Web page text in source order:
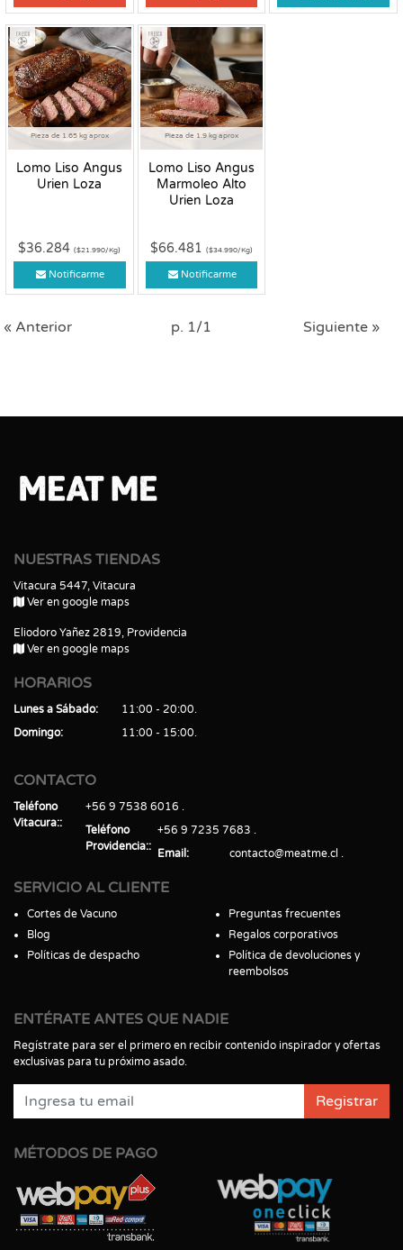
Pieza de 1.65 kg aprox
Lomo Liso Angus
Urien Loza
Fresco
$36.284($21.990/Kg)
Notificarme
Pieza de 1.9 kg aprox
Lomo Liso Angus
Marmoleo Alto
Urien Loza
Fresco
$66.481 ($34.990/Kg)
Notificarme
« Anterior p. 1/1 Siguiente »
NUESTRAS TIENDAS
Vitacura 5447, Vitacura
Ver en google maps
Eliodoro Yañez 2819, Providencia
Ver en google maps
HORARIOS
Lunes a Sábado
11:00 - 20:00
Domingo
11:00 - 15:00
CONTACTO
Teléfono
Vitacura:
+56 9 7538 6016
Teléfono
Providencia:
+56 9 7235 7683
Email
contacto@meatme.cl
SERVICIO AL CLIENTE
Cortes de Vacuno
Blog
Políticas de despacho
Preguntas frecuentes
Regalos corporativos
Política de devoluciones y
reembolsos
ENTÉRATE ANTES QUE NADIE
Regístrate para ser el primero en recibir contenido inspirador y ofertas
exclusivas para tu próximo asado.
Registrar
MÉTODOS DE PAGO